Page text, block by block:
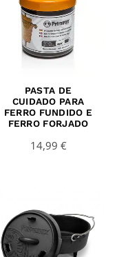
PASTA DE
CUIDADO PARA
FERRO FUNDIDO E
FERRO FORJADO
14,99 €